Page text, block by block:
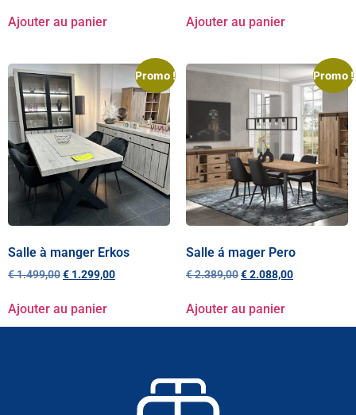
Ajouter au panier Ajouter au panier
Promo !
Salle à manger Erkos
€1.499,00€ 1.299,00
Ajouter au panier
Promo !
Salle á mager Pero
€2.389,00€2.088,00
Ajouter au panier